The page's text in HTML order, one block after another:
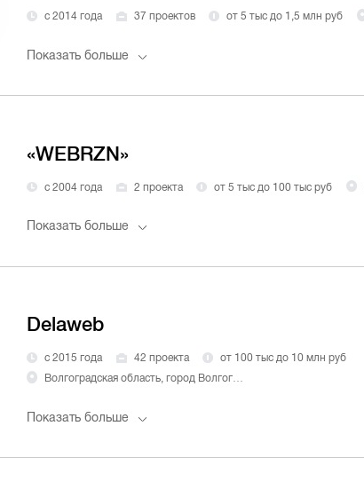
с 2014 года 37 проектов от 5 тыс до 1,5 млн руб
Показать больше
«WEBRZN»
с 2004 года 2 проекта от 5 тыс до 100 тыс руб
Показать больше
Delaweb
с 2015 года 42 проекта
от 100 тыс до 10 млн руб
Волгоградская область, город Волгоград
Показать больше